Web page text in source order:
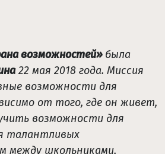
возможностей» была
22 мая 2018 года. Миссия
возможности для
от того, где он живет,
возможности для
талантливых
между школьниками,